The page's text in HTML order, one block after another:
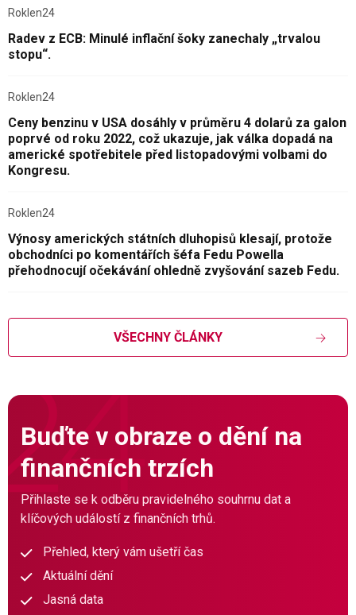
Roklen24
Radev z ECB: Minulé inflační šoky zanechaly „trvalou
stopu“.
Roklen24
Ceny benzinu v USA dosáhly v průměru 4 dolarů za galon
poprvé od roku 2022, což ukazuje, jak válka dopadá na
americké spotřebitele před listopadovými volbami do
Kongresu.
Roklen24
Výnosy amerických státních dluhopisů klesají, protože
obchodníci po komentářích šéfa Fedu Powella
přehodnocují očekávání ohledně zvyšování sazeb Fedu.
VŠECHNY ČLÁNKY
Buďte v obraze o dění na
finančních trzích
Přihlaste se k odběru pravidelného souhrnu dat a
klíčových událostí z finančních trhů.
Přehled, který vám ušetří čas
Aktuální dění
Jasná data